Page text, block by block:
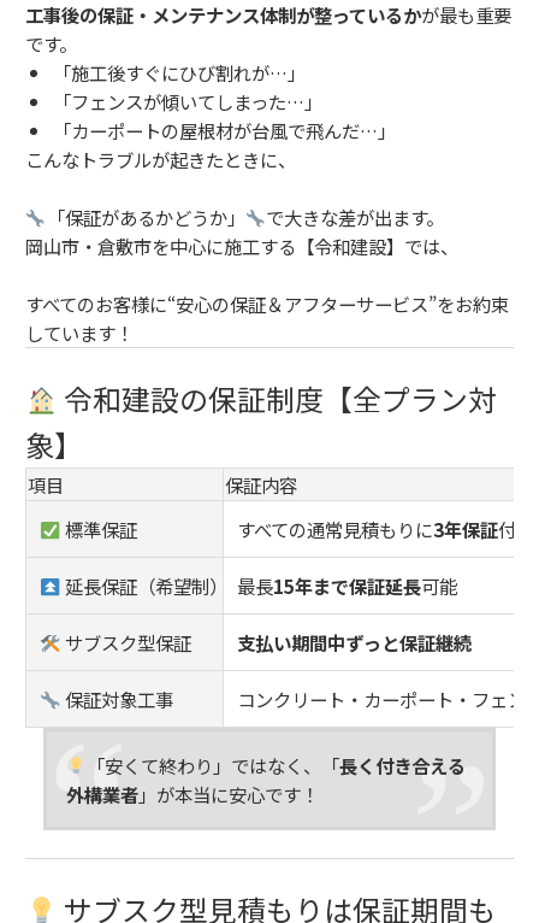
工事後の保証・メンテナンス体制が整っているかが最も重要
です。
「施工後すぐにひび割れが…」
「フェンスが傾いてしまった…」
「カーポートの屋根材が台風で飛んだ…」
こんなトラブルが起きたときに、
「保証があるかどうか」
で大きな差が出ます。
岡山市・倉敷市を中心に施工する【令和建設】では、
すべてのお客様に“安心の保証＆アフターサービス”をお約束
しています！
令和建設の保証制度【全プラン対
象】
項目
保証内容
標準保証
すべての通常見積もりに3年保証付き
延長保証（希望制） 最長15年まで保証延長可能
サブスク型保証 支払い期間中ずっと保証継続
保証対象工事 コンクリート・カーポート・フェン
「安くて終わり」ではなく、「長く付き合える
外構業者」が本当に安心です！
サブスク型見積もりは保証期間も